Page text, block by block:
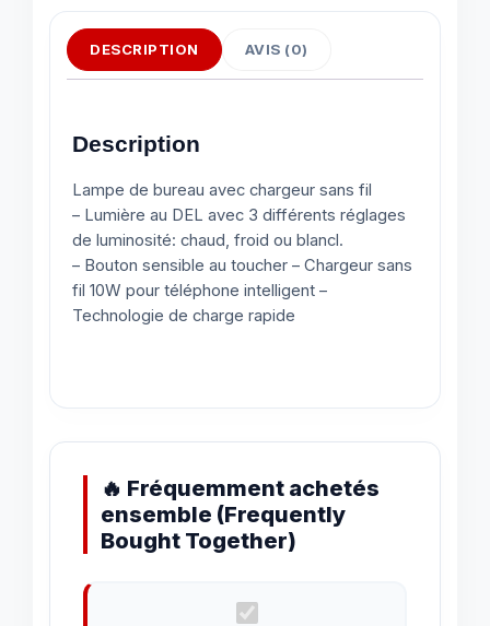
DESCRIPTION AVIS (0)
Description
Lampe de bureau avec chargeur sans fil
– Lumière au DEL avec 3 différents réglages
de luminosité: chaud, froid ou blancl.
– Bouton sensible au toucher – Chargeur sans
fil 10W pour téléphone intelligent –
Technologie de charge rapide
🔥 Fréquemment achetés
ensemble (Frequently
Bought Together)